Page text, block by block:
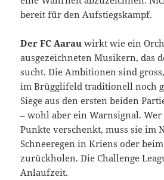
bereit für den Aufstiegskampf.
Der FC Aarau wirkt wie ein
ausgezeichneten Musikern, das
sucht. Die Ambitionen sind
im Brügglifeld traditionell noch
Siege aus den ersten beiden
– wohl aber ein Warnsignal.
Punkte verschenkt, muss sie im
Schneeregen in Kriens oder
zurückholen. Die Challenge
Anlaufzeit.